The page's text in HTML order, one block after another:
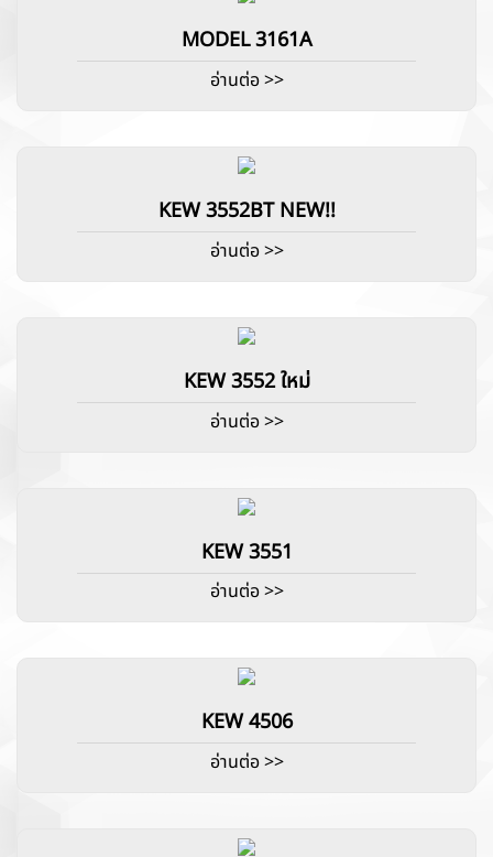
MODEL 3161A
อ่านต่อ >>
KEW 3552BT NEW!!
อ่านต่อ >>
KEW 3552 ใหม่
อ่านต่อ >>
KEW 3551
อ่านต่อ >>
KEW 4506
อ่านต่อ >>